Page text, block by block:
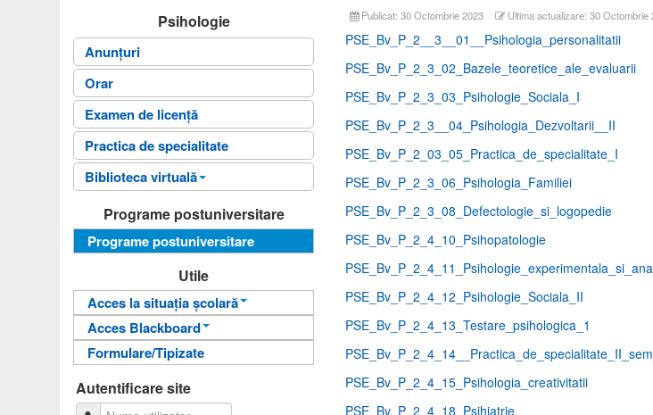
Psihologie
Anunțuri
Orar
Examen de licență
Practica de specialitate
Biblioteca virtuală
Fișele disciplinelor
Ghiduri universitare
Programe postuniversitare
Programe postuniversitare
Utile
Acces la situația școlară
Informații pentru acces
Autentificare
Acces Blackboard
Informații pentru acces
Autentificare
Formulare/Tipizate
Autentificare site
Publicat: 30 Octombrie 2023 Ultima actualizare: 30 Octombrie
PSE_Bv_P_2__3__01__Psihologia_personalitatii
PSE_Bv_P_2_3_02_Bazele_teoretice_ale_evaluarii
PSE_Bv_P_2_3_03_Psihologie_Sociala_I
PSE_Bv_P_2_3__04_Psihologia_Dezvoltarii__II
PSE_Bv_P_2_03_05_Practica_de_specialitate_I
PSE_Bv_P_2_3_06_Psihologia_Familiei
PSE_Bv_P_2_3_08_Defectologie_si_logopedie
PSE_Bv_P_2_4_10_Psihopatologie
PSE_Bv_P_2_4_12_Psihologie_Sociala_II
PSE_Bv_P_2_4_13_Testare_psihologica_1
PSE_Bv_P_2_4_15_Psihologia_creativitatii
PSE_Bv_P_2_4_18_Psihiatrie